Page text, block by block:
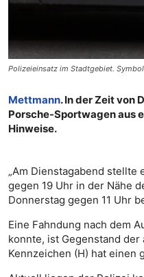
Polizeieinsatz im Stadtgebiet.
Mettmann. In der Zeit von
Porsche-Sportwagen aus
Hinweise.
„Am Dienstagabend
gegen 19 Uhr in der Nähe
Donnerstag gegen 11 Uhr
Eine Fahndung nach dem
konnte, ist Gegenstand
Kennzeichen (H) hat einen